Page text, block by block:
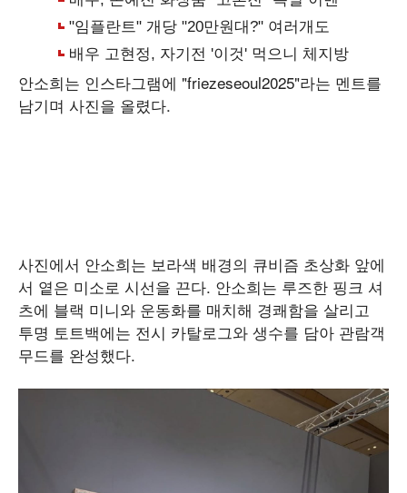
안소희는 인스타그램에 "friezeseoul2025"라는 멘트를
남기며 사진을 올렸다.
사진에서 안소희는 보라색 배경의 큐비즘 초상화 앞에
서 옅은 미소로 시선을 끈다. 안소희는 루즈한 핑크 셔
츠에 블랙 미니와 운동화를 매치해 경쾌함을 살리고
투명 토트백에는 전시 카탈로그와 생수를 담아 관람객
무드를 완성했다.